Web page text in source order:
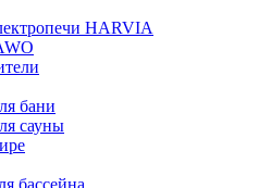
HARVIA
бани
сауны